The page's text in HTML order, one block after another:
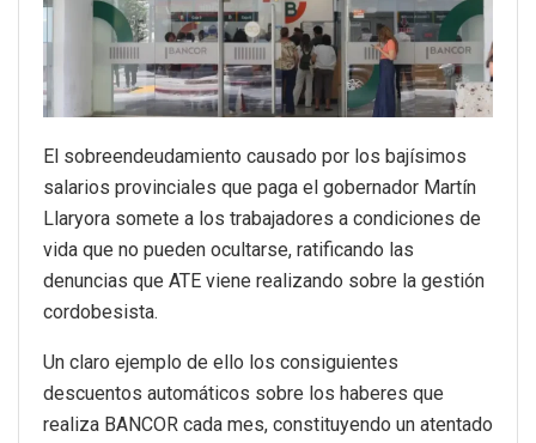
El sobreendeudamiento causado por los bajísimos
salarios provinciales que paga el gobernador Martín
Llaryora somete a los trabajadores a condiciones de
vida que no pueden ocultarse, ratificando las
denuncias que ATE viene realizando sobre la gestión
cordobesista.
Un claro ejemplo de ello los consiguientes
descuentos automáticos sobre los haberes que
realiza BANCOR cada mes, constituyendo un atentado